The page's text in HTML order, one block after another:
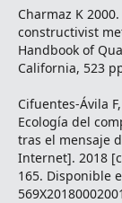
Charmaz K
constructivist
Handbook of
California, 523
Cifuentes-Ávila
Ecología del
tras el mensaje
Internet]. 2018
165. Disponible